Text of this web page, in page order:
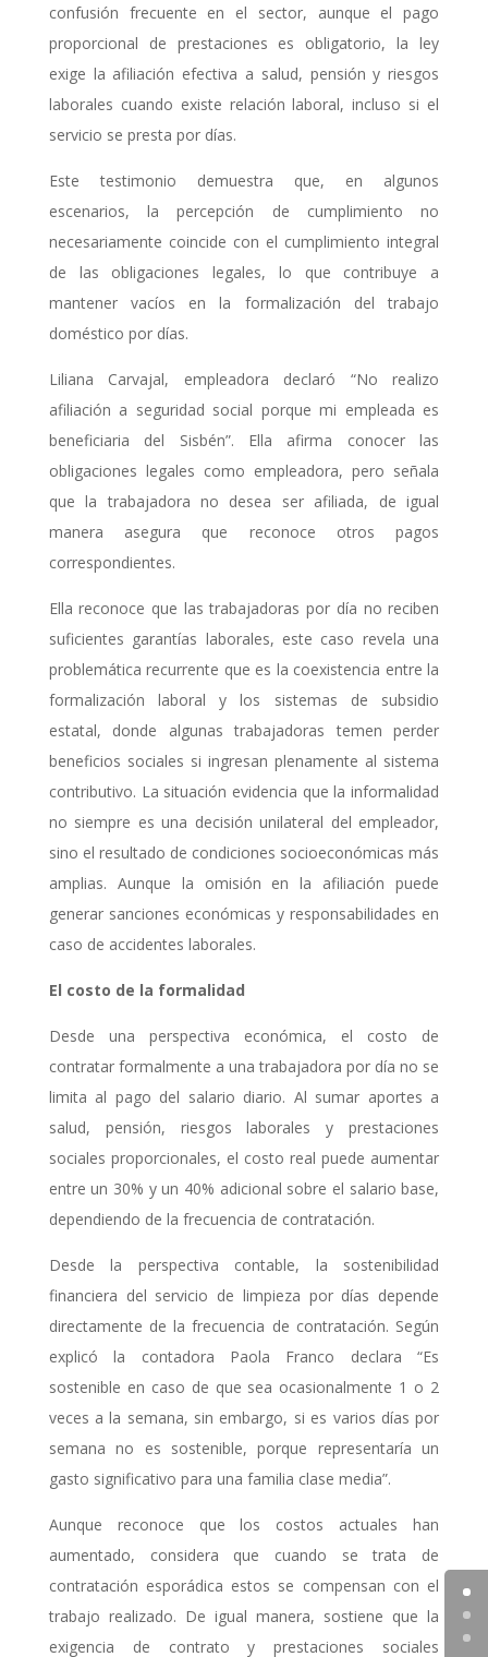
confusión frecuente en el sector, aunque el pago
proporcional de prestaciones es obligatorio, la ley
exige la afiliación efectiva a salud, pensión y riesgos
laborales cuando existe relación laboral, incluso si el
servicio se presta por días.
Este testimonio demuestra que, en algunos
escenarios, la percepción de cumplimiento no
necesariamente coincide con el cumplimiento integral
de las obligaciones legales, lo que contribuye a
mantener vacíos en la formalización del trabajo
doméstico por días.
Liliana Carvajal, empleadora declaró “No realizo
afiliación a seguridad social porque mi empleada es
beneficiaria del Sisbén”. Ella afirma conocer las
obligaciones legales como empleadora, pero señala
que la trabajadora no desea ser afiliada, de igual
manera asegura que reconoce otros pagos
correspondientes.
Ella reconoce que las trabajadoras por día no reciben
suficientes garantías laborales, este caso revela una
problemática recurrente que es la coexistencia entre la
formalización laboral y los sistemas de subsidio
estatal, donde algunas trabajadoras temen perder
beneficios sociales si ingresan plenamente al sistema
contributivo. La situación evidencia que la informalidad
no siempre es una decisión unilateral del empleador,
sino el resultado de condiciones socioeconómicas más
amplias. Aunque la omisión en la afiliación puede
generar sanciones económicas y responsabilidades en
caso de accidentes laborales.
El costo de la formalidad
Desde una perspectiva económica, el costo de
contratar formalmente a una trabajadora por día no se
limita al pago del salario diario. Al sumar aportes a
salud, pensión, riesgos laborales y prestaciones
sociales proporcionales, el costo real puede aumentar
entre un 30% y un 40% adicional sobre el salario base,
dependiendo de la frecuencia de contratación.
Desde la perspectiva contable, la sostenibilidad
financiera del servicio de limpieza por días depende
directamente de la frecuencia de contratación. Según
explicó la contadora Paola Franco declara “Es
sostenible en caso de que sea ocasionalmente 1 o 2
veces a la semana, sin embargo, si es varios días por
semana no es sostenible, porque representaría un
gasto significativo para una familia clase media”.
Aunque reconoce que los costos actuales han
aumentado, considera que cuando se trata de
contratación esporádica estos se compensan con el
trabajo realizado. De igual manera, sostiene que la
exigencia de contrato y prestaciones sociales